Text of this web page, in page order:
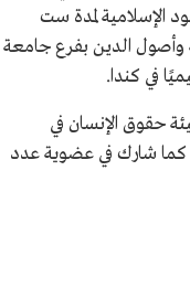
بن سعود الإسلامية لمدة ست
وأصول الدين بفرع جامعة
في كندا.
عضوًا في مجلس هيئة حقوق الإنسان في
كما شارك في عضوية عدد